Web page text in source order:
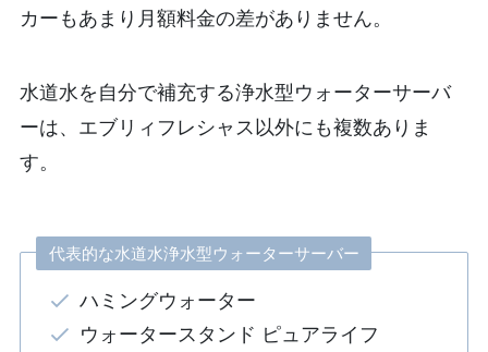
カーもあまり月額料金の差がありません。
水道水を自分で補充する浄水型ウォーターサーバ
ーは、エブリィフレシャス以外にも複数ありま
す。
代表的な水道水浄水型ウォーターサーバー
ハミングウォーター
ウォータースタンド ピュアライフ